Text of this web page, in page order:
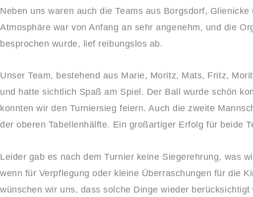
Neben uns waren auch die Teams aus Borgsdorf,
Atmosphäre war von Anfang an sehr angenehm, und die
besprochen wurde, lief reibungslos ab.
Unser Team, bestehend aus Marie, Moritz, Mats, Fritz,
und hatte sichtlich Spaß am Spiel. Der Ball wurde schön
konnten wir den Turniersieg feiern. Auch die zweite
der oberen Tabellenhälfte. Ein großartiger Erfolg für beide
Leider gab es nach dem Turnier keine Siegerehrung, was
wenn für Verpflegung oder kleine Überraschungen für die
wünschen wir uns, dass solche Dinge wieder berücksichtigt